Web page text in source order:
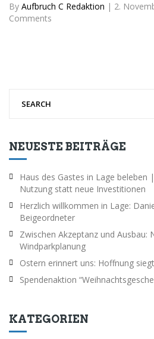
By Aufbruch C Redaktion | 2.
Comments
NEUESTE BEITRÄGE
Haus des Gastes in Lage beleben
Nutzung statt neue Investitionen
Herzlich willkommen in Lage:
Beigeordneter
Zwischen Akzeptanz und Ausbau:
Windparkplanung
Ostern erinnert uns: Hoffnung siegt
Spendenaktion
KATEGORIEN